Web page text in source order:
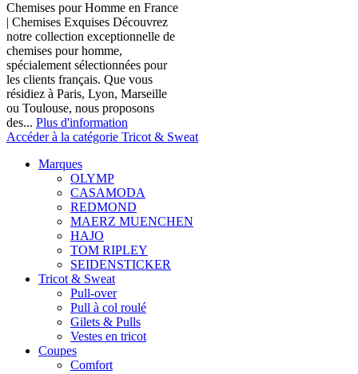
Chemises pour Homme en France
| Chemises Exquises Découvrez
notre collection exceptionnelle de
chemises pour homme,
spécialement sélectionnées pour
les clients français. Que vous
résidiez à Paris, Lyon, Marseille
ou Toulouse, nous proposons
des... Plus d'information
Accéder à la catégorie Tricot & Sweat
Marques
OLYMP
CASAMODA
REDMOND
MAERZ MUENCHEN
HAJO
TOM RIPLEY
SEIDENSTICKER
Tricot & Sweat
Pull-over
Pull à col roulé
Gilets & Pulls
Vestes en tricot
Coupes
Comfort